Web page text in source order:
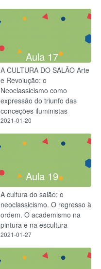
Aula 17
A CULTURA DO SALÃO Arte
e Revolução: o
Neoclassicismo como
expressão do triunfo das
conceções iluministas
2021-01-20
Aula 19
A cultura do salão: o
neoclassicismo. O regresso à
ordem. O academismo na
pintura e na escultura
2021-01-27